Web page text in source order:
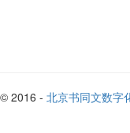
© 2016 - 北京书同文数字